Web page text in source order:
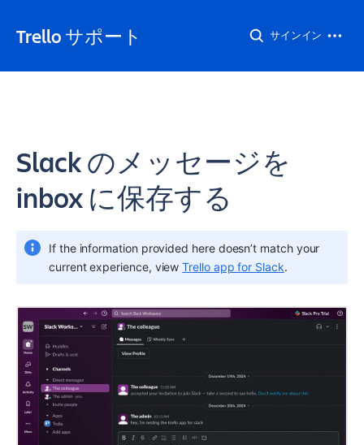
Trello サポート サインイン
Slack のメッセージを
inbox に保存する
If the information provided here doesn’t match your
current experience, view Trello app for Slack.